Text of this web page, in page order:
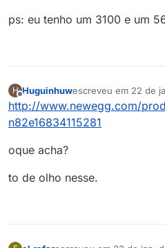
ps: eu tenho um 3100 e um
H
Offline
Huguinhuwescreveu em 22 de
última edição por
http://www.newegg.com/
n82e16834115281
oque acha?
to de olho nesse.